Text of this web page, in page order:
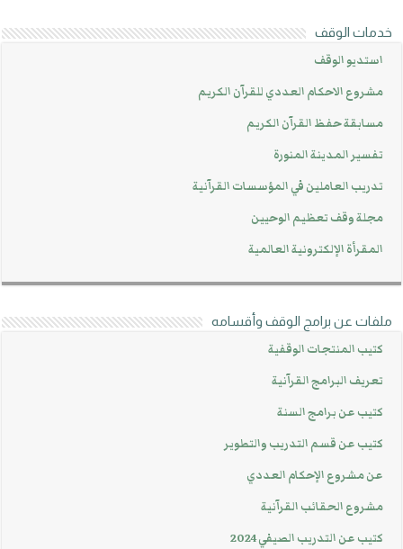
خدمات الوقف
استديو الوقف
مشروع الاحكام العددي للقرآن الكريم
مسابقة حفظ القرآن الكريم
تفسير المدينة المنورة
تدريب العاملين في المؤسسات القرآنية
مجلة وقف تعظيم الوحيين
المقرأة الإلكترونية العالمية
ملفات عن برامج الوقف وأقسامه
كتيب المنتجات الوقفية
تعريف البرامج القرآنية
كتيب عن برامج السنة
كتيب عن قسم التدريب والتطوير
عن مشروع الإحكام العددي
مشروع الحقائب القرآنية
كتيب عن التدريب الصيفي 2024